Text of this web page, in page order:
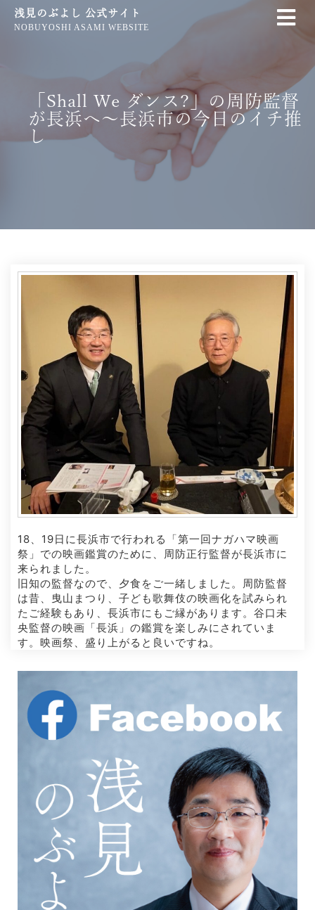
浅見のぶよし 公式サイト
NOBUYOSHI ASAMI WEBSITE
「Shall We ダンス?」の周防監督
が長浜へ〜長浜市の今日のイチ推
し
18、19日に長浜市で行われる「第一回ナガハマ映画
祭」での映画鑑賞のために、周防正行監督が長浜市に
来られました。
旧知の監督なので、夕食をご一緒しました。周防監督
は昔、曳山まつり、子ども歌舞伎の映画化を試みられ
たご経験もあり、長浜市にもご縁があります。谷口未
央監督の映画「長浜」の鑑賞を楽しみにされていま
す。映画祭、盛り上がると良いですね。